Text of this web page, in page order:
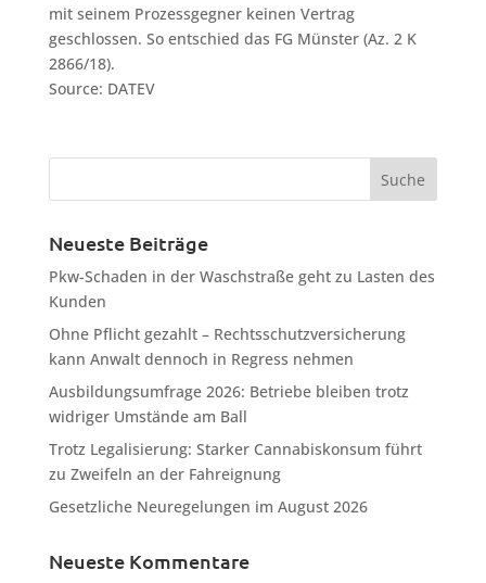
mit seinem Prozessgegner keinen Vertrag
geschlossen. So entschied das FG Münster (Az. 2 K
2866/18).
Source: DATEV
Neueste Beiträge
Pkw-Schaden in der Waschstraße geht zu Lasten des
Kunden
Ohne Pflicht gezahlt – Rechtsschutzversicherung
kann Anwalt dennoch in Regress nehmen
Ausbildungsumfrage 2026: Betriebe bleiben trotz
widriger Umstände am Ball
Trotz Legalisierung: Starker Cannabiskonsum führt
zu Zweifeln an der Fahreignung
Gesetzliche Neuregelungen im August 2026
Neueste Kommentare